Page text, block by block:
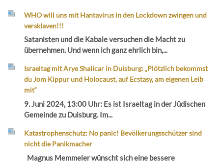
WHO will uns mit Hantavirus in den Lockdown zwingen und
versklaven!!!
Satanisten und die Kabale versuchen die Macht zu
übernehmen. Und wenn ich ganz ehrlich bin,...
Israeltag mit Arye Shalicar in Duisburg: „Plötzlich bekommst
du Jom Kippur und Holocaust, auf Ecstasy, am eigenen Leib
mit“
9. Juni 2024, 13:00 Uhr: Es ist Israeltag in der Jüdischen
Gemeinde zu Duisburg. Im...
Katastrophenschutz: No panic! Bevölkerungsschützer sind
nicht die Panikmacher
Magnus Memmeler wünscht sich eine bessere